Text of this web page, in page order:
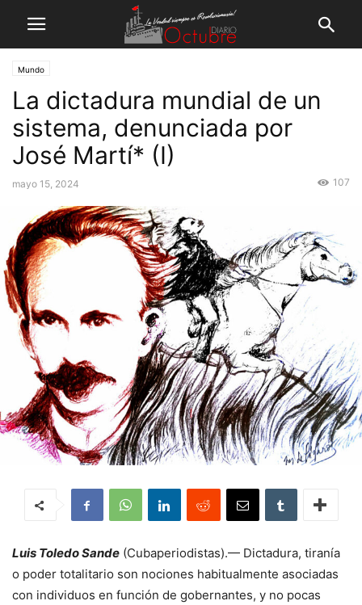
Mundo
La dictadura mundial de un
sistema, denunciada por
José Martí* (I)
mayo 15, 2024 107
Luis Toledo Sande (Cubaperiodistas).— Dictadura, tiranía
o poder totalitario son nociones habitualmente asociadas
con individuos en función de gobernantes, y no pocas